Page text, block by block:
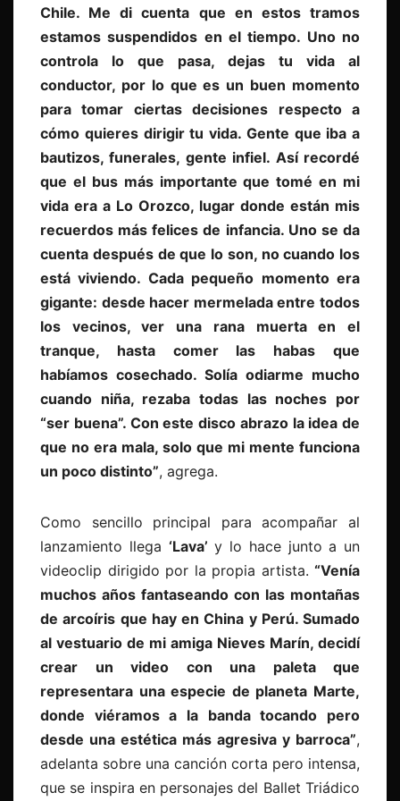
Chile. Me di cuenta que en estos tramos
estamos suspendidos en el tiempo. Uno no
controla lo que pasa, dejas tu vida al
conductor, por lo que es un buen momento
para tomar ciertas decisiones respecto a
cómo quieres dirigir tu vida. Gente que iba a
bautizos, funerales, gente infiel. Así recordé
que el bus más importante que tomé en mi
vida era a Lo Orozco, lugar donde están mis
recuerdos más felices de infancia. Uno se da
cuenta después de que lo son, no cuando los
está viviendo. Cada pequeño momento era
gigante: desde hacer mermelada entre todos
los vecinos, ver una rana muerta en el
tranque, hasta comer las habas que
habíamos cosechado. Solía odiarme mucho
cuando niña, rezaba todas las noches por
“ser buena”. Con este disco abrazo la idea de
que no era mala, solo que mi mente funciona
un poco distinto”, agrega.
Como sencillo principal para acompañar al
lanzamiento llega ‘Lava’ y lo hace junto a un
videoclip dirigido por la propia artista. “Venía
muchos años fantaseando con las montañas
de arcoíris que hay en China y Perú. Sumado
al vestuario de mi amiga Nieves Marín, decidí
crear un video con una paleta que
representara una especie de planeta Marte,
donde viéramos a la banda tocando pero
desde una estética más agresiva y barroca”,
adelanta sobre una canción corta pero intensa,
que se inspira en personajes del Ballet Triádico